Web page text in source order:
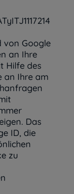
von Google
an Ihre
Hilfe des
an Ihre am
Das
ID, die
zu